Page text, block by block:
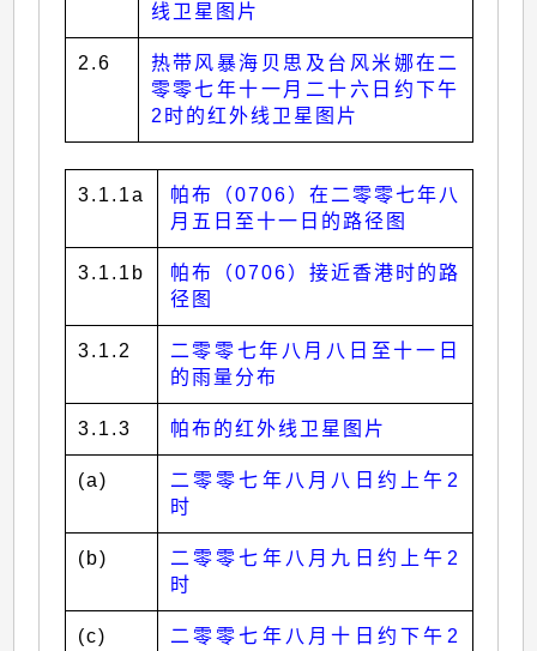
线卫星图片
2.6
热带风暴海贝思及台风米娜在二
零零七年十一月二十六日约下午
2时的红外线卫星图片
3.1.1a
帕布（0706）在二零零七年八
月五日至十一日的路径图
3.1.1b
帕布（0706）接近香港时的路
径图
3.1.2
二零零七年八月八日至十一日
的雨量分布
3.1.3 帕布的红外线卫星图片
(a)
二零零七年八月八日约上午2
时
(b)
二零零七年八月九日约上午2
时
(c)
二零零七年八月十日约下午2